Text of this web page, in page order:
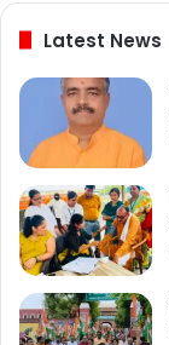
Latest News